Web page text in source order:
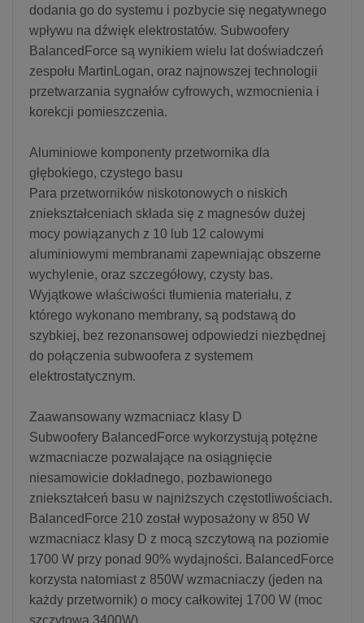
dodania go do systemu i pozbycie się negatywnego
wpływu na dźwięk elektrostatów. Subwoofery
BalancedForce są wynikiem wielu lat doświadczeń
zespołu MartinLogan, oraz najnowszej technologii
przetwarzania sygnałów cyfrowych, wzmocnienia i
korekcji pomieszczenia.
Aluminiowe komponenty przetwornika dla
głębokiego, czystego basu
Para przetworników niskotonowych o niskich
zniekształceniach składa się z magnesów dużej
mocy powiązanych z 10 lub 12 calowymi
aluminiowymi membranami zapewniając obszerne
wychylenie, oraz szczegółowy, czysty bas.
Wyjątkowe właściwości tłumienia materiału, z
którego wykonano membrany, są podstawą do
szybkiej, bez rezonansowej odpowiedzi niezbędnej
do połączenia subwoofera z systemem
elektrostatycznym.
Zaawansowany wzmacniacz klasy D
Subwoofery BalancedForce wykorzystują potężne
wzmacniacze pozwalające na osiągnięcie
niesamowicie dokładnego, pozbawionego
zniekształceń basu w najniższych częstotliwościach.
BalancedForce 210 został wyposażony w 850 W
wzmacniacz klasy D z mocą szczytową na poziomie
1700 W przy ponad 90% wydajności. BalancedForce
korzysta natomiast z 850W wzmacniaczy (jeden na
każdy przetwornik) o mocy całkowitej 1700 W (moc
szczytowa 3400W).